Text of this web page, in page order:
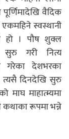
वैदिक
स्वस्थानी
हो । पौष शुक्ल
सुरु गरी नित्य
गरेका देशभरका
दिनदेखि सुरु
माघ माहात्म्यमा
रूपमा भन्ने